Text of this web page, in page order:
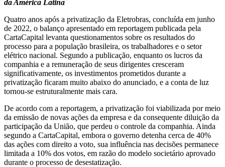
da América Latina
Quatro anos após a privatização da Eletrobras, concluída em junho
de 2022, o balanço apresentado em reportagem publicada pela
CartaCapital levanta questionamentos sobre os resultados do
processo para a população brasileira, os trabalhadores e o setor
elétrico nacional. Segundo a publicação, enquanto os lucros da
companhia e a remuneração de seus dirigentes cresceram
significativamente, os investimentos prometidos durante a
privatização ficaram muito abaixo do anunciado, e a conta de luz
tornou-se estruturalmente mais cara.
De acordo com a reportagem, a privatização foi viabilizada por meio
da emissão de novas ações da empresa e da consequente diluição da
participação da União, que perdeu o controle da companhia. Ainda
segundo a CartaCapital, embora o governo detenha cerca de 40%
das ações com direito a voto, sua influência nas decisões permanece
limitada a 10% dos votos, em razão do modelo societário aprovado
durante o processo de desestatização.